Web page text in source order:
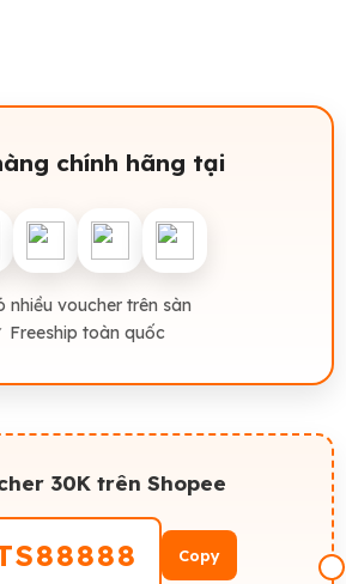
chính hãng tại
nhiều voucher trên sàn
Freeship toàn quốc
30K trên Shopee
Copy